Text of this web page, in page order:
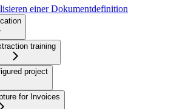
einer Dokumentdefinition
training
project
for Invoices